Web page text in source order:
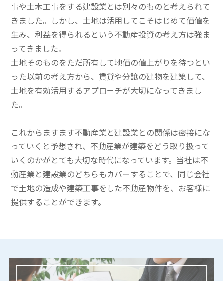
事や土木工事をする建設業とは別々のものと考えられて
きました。しかし、土地は活用してこそはじめて価値を
生み、利益を得られるという不動産投資の考え方は強ま
ってきました。
土地そのものをただ所有して地価の値上がりを待つとい
った以前の考え方から、賃貸や分譲の建物を建築して、
土地を有効活用するアプローチが大切になってきまし
た。
これからますます不動産業と建設業との関係は密接にな
っていくと予想され、不動産業が建築をどう取り扱って
いくのかがとても大切な時代になっています。当社は不
動産業と建設業のどちらもカバーすることで、同じ会社
で土地の造成や建築工事をした不動産物件を、お客様に
提供することができます。